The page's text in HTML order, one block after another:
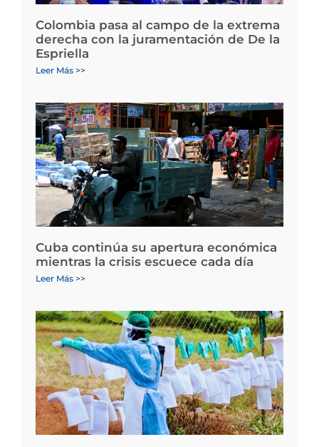
Colombia pasa al campo de la extrema
derecha con la juramentación de De la
Espriella
Leer Más >>
Cuba continúa su apertura económica
mientras la crisis escuece cada día
Leer Más >>